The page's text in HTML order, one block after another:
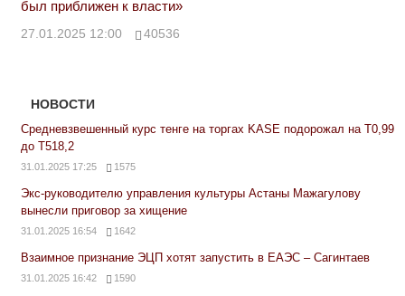
был приближен к власти»
27.01.2025 12:00 40536
НОВОСТИ
Средневзвешенный курс тенге на торгах KASE подорожал на Т0,99
до Т518,2
31.01.2025 17:25 1575
Экс-руководителю управления культуры Астаны Мажагулову
вынесли приговор за хищение
31.01.2025 16:54 1642
Взаимное признание ЭЦП хотят запустить в ЕАЭС – Сагинтаев
31.01.2025 16:42 1590